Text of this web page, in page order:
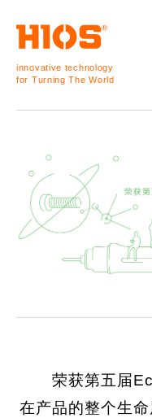
innovative technology
for Turning The World
荣获第五届
在产品的整个生